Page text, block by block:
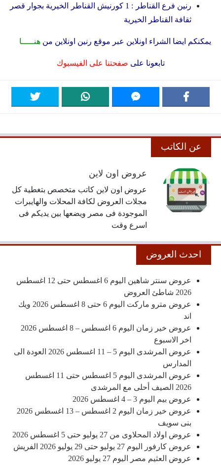
رنين فرع القناطر : 1 كورنيش القناطر الخيرية بجوار قصر
ثقافة القناطر الخيرية
يمكنكم ايضا الشراء اونلاين عبر موقع رنين اونلاين من هنـــــا
تابعونا على صفحتنا على الفيسبوك
عن الكاتب
عروض اون لاين
عروض اون لاين كاتب متخصص بتغطية كل
مجلات العروض لكافة المحلات والهايبرات
الموجودة فى مصر ويضعها بين يديكم فى
اسرع وقت
احدث العروض
عروض سنتر شاهين اليوم 6 اغسطس حتى 12 اغسطس
2026 شاطئ العروض
عروض مترو ماركت اليوم 6 حتى 8 اغسطس 2026 ويك
اند
عروض خير زمان اليوم 6 اغسطس – 8 اغسطس 2026
اخر الاسبوع
عروض المرشدى اليوم 5 – 11 اغسطس 2026 العودة الى
المدارس
عروض المرشدى اليوم 5 اغسطس حتى 11 اغسطس
2026 الصيف أحلى مع المرشدى
عروض بيم اليوم 3 – 4 اغسطس 2026
عروض خير زمان اليوم 2 اغسطس – 13 اغسطس 2026
بنى سويف
عروض اولاد المحلاوى من 27 يوليو حتى 5 اغسطس 2026
عروض كارفور اليوم 27 يوليو حتى 29 يوليو 2026 الفريش
عروض العثيم مصر اليوم 27 يوليو 2026